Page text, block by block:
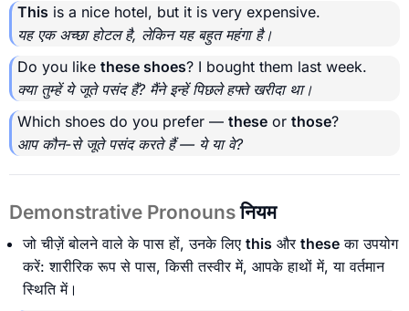
This is a nice hotel, but it is very expensive.
यह एक अच्छा होटल है, लेकिन यह बहुत महंगा है।
Do you like these shoes? I bought them last week.
क्या तुम्हें ये जूते पसंद हैं? मैंने इन्हें पिछले हफ्ते खरीदा था।
Which shoes do you prefer — these or those?
आप कौन-से जूते पसंद करते हैं — ये या वे?
Demonstrative Pronounsनियम
जो चीज़ें बोलने वाले के पास हों, उनके लिए this और these का उपयोग
करें: शारीरिक रूप से पास, किसी तस्वीर में, आपके हाथों में, या वर्तमान
स्थिति में।